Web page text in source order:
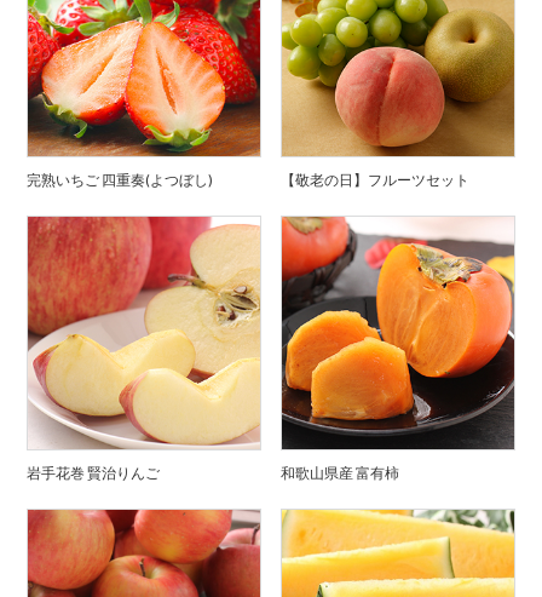
完熟いちご 四重奏(よつぼし) 【敬老の日】フルーツセット
岩手花巻 賢治りんご 和歌山県産 富有柿